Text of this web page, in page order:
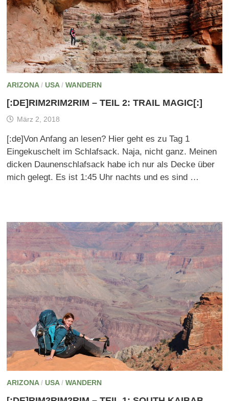
ARIZONA/ USA/ WANDERN
[:DE]RIM2RIM2RIM – TEIL 2: TRAIL MAGIC[:]
März 2, 2018
[:de]Von Anfang an lesen? Hier geht es zu Tag 1
Eingekuschelt im Schlafsack. Naja, nicht ganz. Meinen
dicken Daunenschlafsack habe ich nur als Decke über
mich gelegt. Es ist 1:45 Uhr nachts und es sind …
ARIZONA/ USA/ WANDERN